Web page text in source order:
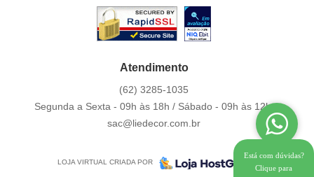
Atendimento
(62) 3285-1035
Segunda a Sexta - 09h às 18h / Sábado - 09h às 12h.
sac@liedecor.com.br
LOJA VIRTUAL CRIADA POR
Está com dúvidas?
Clique para